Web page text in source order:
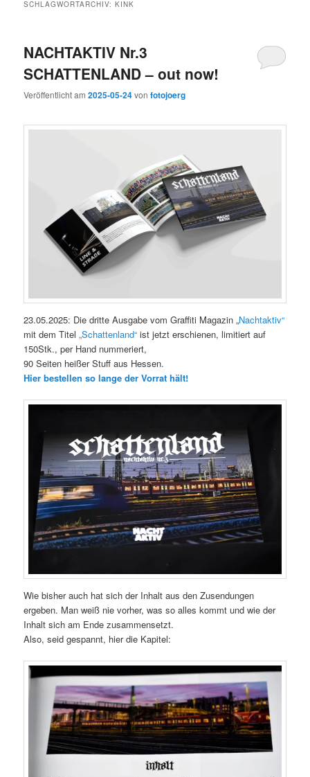
SCHLAGWORTARCHIV:KINK
NACHTAKTIV Nr.3
SCHATTENLAND – out now!
Veröffentlicht am2025-05-24vonfotojoerg
23.05.2025: Die dritte Ausgabe vom Graffiti Magazin „Nachtaktiv“
mit dem Titel„Schattenland“ ist jetzt erschienen, limitiert auf
150Stk., per Hand nummeriert,
90 Seiten heißer Stuff aus Hessen.
Hier bestellen so lange der Vorrat hält!
Wie bisher auch hat sich der Inhalt aus den Zusendungen
ergeben. Man weiß nie vorher, was so alles kommt und wie der
Inhalt sich am Ende zusammensetzt.
Also, seid gespannt, hier die Kapitel: